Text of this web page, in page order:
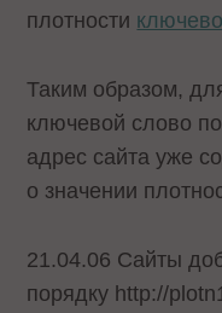
плотности
Таким образом,
ключевой слово
адрес сайта уже
о значении
21.04.06 Сайты
порядку http://